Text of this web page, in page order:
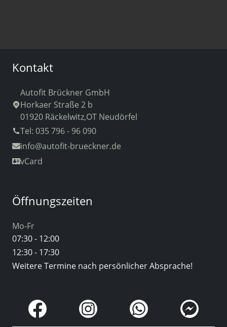
Kontakt
Autofit Brückner GmbH
Horkaer Straße 2 b
01920 Räckelwitz,OT Neudörfel
Tel: 035 796 - 96 090
info@autofit-brueckner.de
vCard
Öffnungszeiten
Mo-Fr
07:30 - 12:00
12:30 - 17:30
Weitere Termine nach persönlicher Absprache!